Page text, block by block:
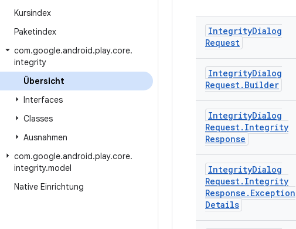
Kursindex
Paketindex
com.google.android.play.core.
integrity
Übersicht
Interfaces
Classes
Ausnahmen
com.google.android.play.core.
integrity.model
Native Einrichtung
IntegrityDialog
Request
IntegrityDialog
Request. Builder
IntegrityDialog
Request. Integrity
Response
IntegrityDialog
Request. Integrity
Response . Exception
Details